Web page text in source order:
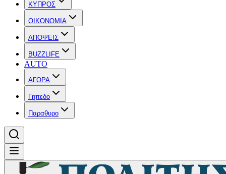
ΚΥΠΡΟΣ
OIKONOMIA
ΑΠΟΨΕΙΣ
BUZZLIFE
AUTO
ΑΓΟΡΑ
Γηπεδο
Παραθυρο